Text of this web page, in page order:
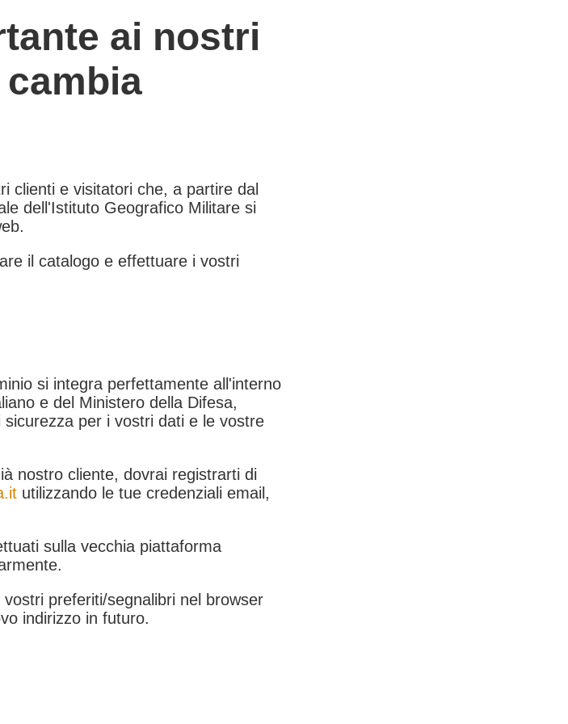
ai nostri
clienti e visitatori che, a partire dal
dell'Istituto Geografico Militare si
il catalogo e effettuare i vostri
si integra perfettamente all'interno
e del Ministero della Difesa,
per i vostri dati e le vostre
nostro cliente, dovrai registrarti di
utilizzando le tue credenziali email,
sulla vecchia piattaforma
preferiti/segnalibri nel browser
indirizzo in futuro.